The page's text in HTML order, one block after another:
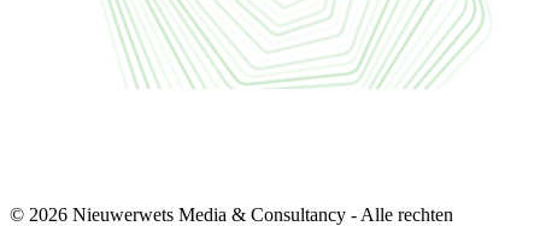
© 2026 Nieuwerwets Media & Consultancy - Alle rechten